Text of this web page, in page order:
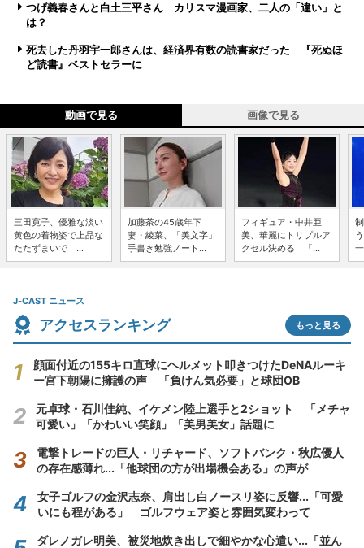
つげ義春さんと白土三平さん カリスマ漫画家、二人の「違い」と
は？
死去した丹羽宇一郎さんは、経済界有数の読書家だった 『死ぬほ
ど読書』ベストセラーに
動画で見る 画像で見る
三田寛子、優雅な淡い
黄色の着物姿で上品な
たたずまいで ...
加藤茶の45歳年下
妻・綾菜、「美文字」
手書き勉強ノート...
フィギュア・中井亜
美、華麗にトリプルア
クセル決める 「...
J-CAST ニュース
アクセスランキング もっと見る
顔面付近の155キロ直球にヘルメット叩きつけたDeNAルーキ
ー宮下朝陽に擁護の声 「負けん気必要」と球団OB
元卓球・石川佳純、イケメン陸上選手と2ショット 「メチャ
可愛い」「かわいい笑顔」「美男美女」話題に
電撃トレードの巨人・リチャード、ソフトバンク・秋広優人
の存在感薄れ...「他球団の方が出場機会ある」の声が
女子ゴルフの金沢志奈、肩出し白ノースリ姿に反響...「可愛
いにも程がある」 ゴルフウェア姿と雰囲気変わって
ダレノガレ明美、被災地炊き出しで細やかな心遣い...「並ん